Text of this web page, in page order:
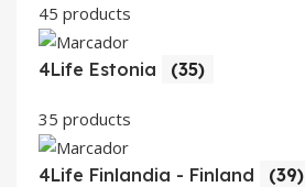
45 products
4Life Estonia (35)
35 products
4Life Finlandia - Finland (39)